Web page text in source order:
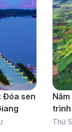
Đóa sen
Thứ 5